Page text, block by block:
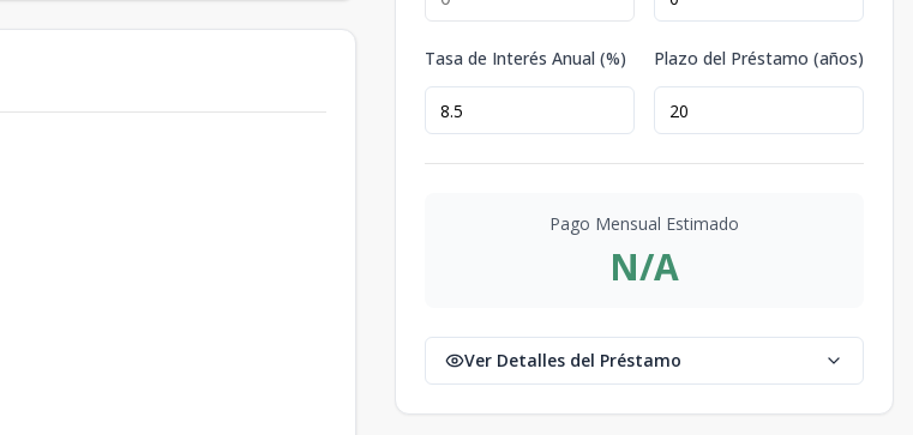
Tasa de Interés Anual (%) Plazo del Préstamo (años)
Pago Mensual Estimado
N/A
Ver Detalles del Préstamo